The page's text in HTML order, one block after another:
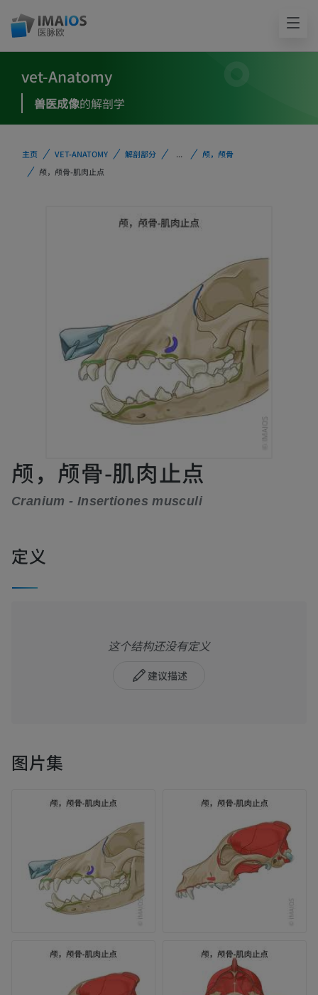
vet-Anatomy
兽医成像的解剖学
主页 VET-ANATOMY 解剖部分 ...
颅，颅骨
颅，颅骨-肌肉止点
颅，颅骨-肌肉止点
Cranium - Insertiones musculi
定义
这个结构还没有定义
建议描述
图片集